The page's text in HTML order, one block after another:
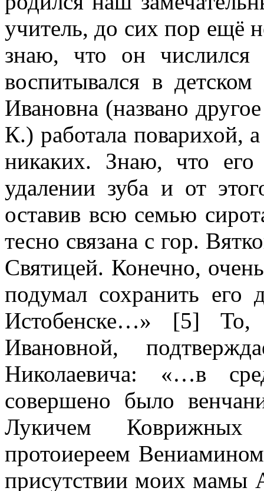
учитель, до сих пор ещё
знаю, что он
воспитывался в
Ивановна (названо
К.) работала поварихой,
никаких. Знаю, что
удалении зуба и от
оставив всю семью
тесно связана с гор.
Святицей. Конечно,
подумал сохранить его
Истобенске…» [5] То,
Ивановной,
Николаевича: «…в
совершено было
Лукичем
протоиереем
присутствии моих мамы